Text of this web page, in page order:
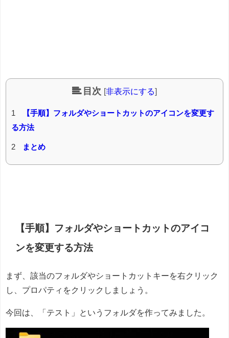
目次 [非表示にする]
1
【手順】フォルダやショートカットのアイコンを変更す
る方法
2 まとめ
【手順】フォルダやショートカットのアイコ
ンを変更する方法
まず、該当のフォルダやショートカットキーを右クリック
し、プロパティをクリックしましょう。
今回は、「テスト」というフォルダを作ってみました。